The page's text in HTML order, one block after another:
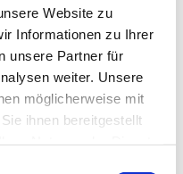
Website zu
Informationen zu Ihrer
unsere Partner für
weiter. Unsere
möglicherweise mit
ihnen bereitgestellt
und mit
bietet der
Optik und in